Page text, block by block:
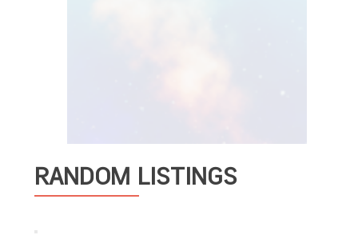
RANDOM LISTINGS